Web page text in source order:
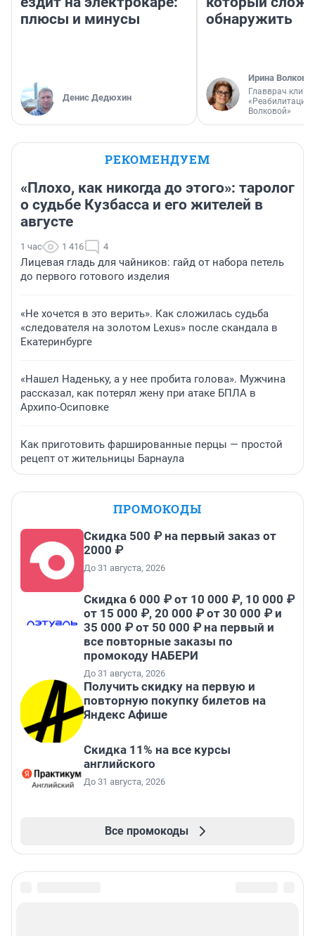
плюсы и минусы
Денис Дедюхин
обнаружить
Ирина Волкова
Главврач
«Реабилитация
Волковой»
РЕКОМЕНДУЕМ
«Плохо, как никогда до этого»: таролог
о судьбе Кузбасса и его жителей в
августе
1 час 1 416 4
Лицевая гладь для чайников: гайд от набора петель
до первого готового изделия
«Не хочется в это верить». Как сложилась судьба
«следователя на золотом Lexus» после скандала в
Екатеринбурге
«Нашел Наденьку, а у нее пробита голова». Мужчина
рассказал, как потерял жену при атаке БПЛА в
Архипо-Осиповке
Как приготовить фаршированные перцы — простой
рецепт от жительницы Барнаула
ПРОМОКОДЫ
Скидка 500 ₽ на первый заказ от
2000 ₽
До 31 августа, 2026
Скидка 6 000 ₽ от 10 000 ₽, 10 000 ₽
от 15 000 ₽, 20 000 ₽ от 30 000 ₽ и
35 000 ₽ от 50 000 ₽ на первый и
все повторные заказы по
промокоду НАБЕРИ
До 31 августа, 2026
Получить скидку на первую и
повторную покупку билетов на
Яндекс Афише
Скидка 11% на все курсы
английского
До 31 августа, 2026
Все промокоды